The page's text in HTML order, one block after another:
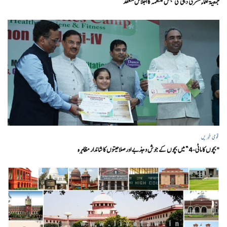
قومی خبریں
"بچوں کا ماٹی-4” میں بچوں کے جوش و جذبے اور صلاحیتوں کا شاندار مظاہرہ